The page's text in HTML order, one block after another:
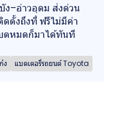
ง–อ่าวอุดม ส่งด่วน
ตั้งถึงที่ ฟรีไม่มีค่า
ตหมดก็มาได้ทันที
ง แบตเตอรี่รถยนต์ Toyota